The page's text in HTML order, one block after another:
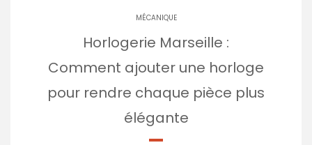
MÉCANIQUE
Horlogerie Marseille :
Comment ajouter une horloge
pour rendre chaque pièce plus
élégante